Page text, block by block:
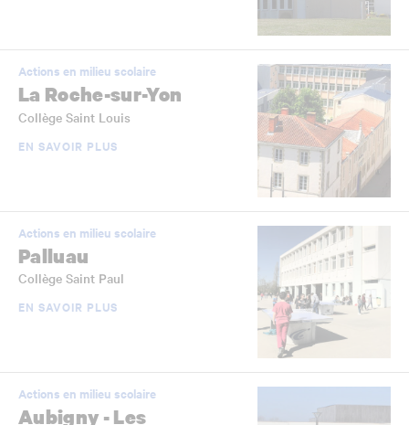
Actions en milieu scolaire
La Roche-sur-Yon
Collège Saint Louis
EN SAVOIR PLUS
Actions en milieu scolaire
Palluau
Collège Saint Paul
EN SAVOIR PLUS
Actions en milieu scolaire
Aubigny - Les